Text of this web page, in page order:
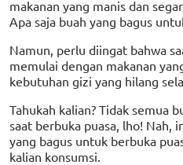
makanan yang manis dan
Apa saja buah yang bagus
Namun, perlu diingat bahwa
memulai dengan makanan
kebutuhan gizi yang hilang
Tahukah kalian? Tidak semua
saat berbuka puasa, lho! Nah,
yang bagus untuk berbuka
kalian konsumsi.